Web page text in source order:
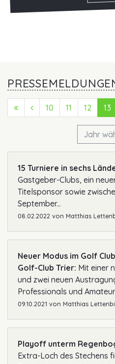
First (Anfang)
Previous (Zurück)
10 11 12 13
Jahr
15 Turniere in sechs
Gastgeber-Clubs, ein
Titelsponsor sowie
September...
08.02.2022 von Matthias
Neuer Modus im Golf
Golf-Club Trier: Mit einer
und zwei neuen
Professionals und
09.10.2021 von Matthias
Playoff unterm
Extra-Loch des Stechens